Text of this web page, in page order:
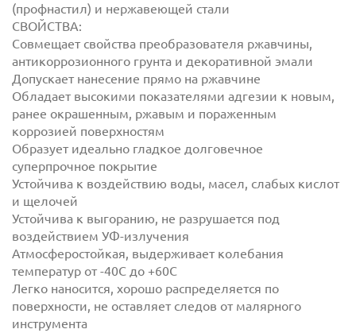
(профнастил) и нержавеющей стали
СВОЙСТВА:
Совмещает свойства преобразователя ржавчины,
антикоррозионного грунта и декоративной эмали
Допускает нанесение прямо на ржавчине
Обладает высокими показателями адгезии к новым,
ранее окрашенным, ржавым и пораженным
коррозией поверхностям
Образует идеально гладкое долговечное
суперпрочное покрытие
Устойчива к воздействию воды, масел, слабых кислот
и щелочей
Устойчива к выгоранию, не разрушается под
воздействием УФ-излучения
Атмосферостойкая, выдерживает колебания
температур от -40С до +60С
Легко наносится, хорошо распределяется по
поверхности, не оставляет следов от малярного
инструмента